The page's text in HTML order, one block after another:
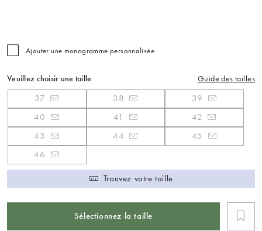
Ajouter une monogramme personnalisée
Veuillez choisir une taille Guide des tailles
37 38
39
40
41
42
43
44
45
46
Trouvez votre taille
Sélectionnez la taille